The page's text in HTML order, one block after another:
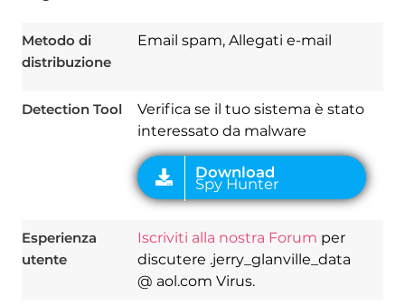
Metodo di
distribuzione
Email spam, Allegati e-mail
Detection Tool
Verifica se il tuo sistema è stato
interessato da malware
Esperienza
utente
Iscriviti alla nostra Forum per
discutere .jerry_glanville_data
@ aol.com Virus.